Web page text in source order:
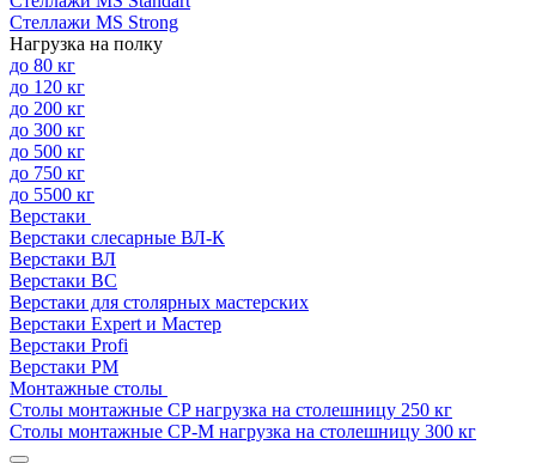
Стеллажи MS Strong
Нагрузка на полку
до 80 кг
до 120 кг
до 200 кг
до 300 кг
до 500 кг
до 750 кг
до 5500 кг
Верстаки
Верстаки слесарные ВЛ-К
Верстаки ВЛ
Верстаки ВС
Верстаки для столярных мастерских
Верстаки Expert и Мастер
Верстаки Profi
Верстаки РМ
Монтажные столы
Столы монтажные СP нагрузка на столешницу 250 кг
Столы монтажные СР-М нагрузка на столешницу 300 кг